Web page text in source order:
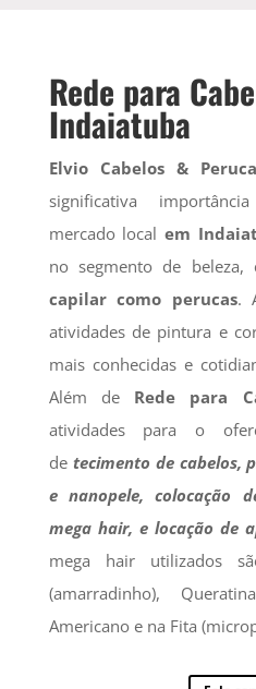
Rede para
Indaiatuba
Elvio Cabelos &
significativa
mercado localem
no segmento de
capilar como perucas.
atividades de pintura e
mais conhecidas e
Além de Rede para
atividades para o
de tecimento de cabelos,
e nanopele, colocação
mega hair, e locação de
mega hair utilizados
(amarradinho),
Americano e na Fita